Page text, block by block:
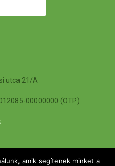
utca 21/A
00000000 (OTP)
amik segítenek minket a